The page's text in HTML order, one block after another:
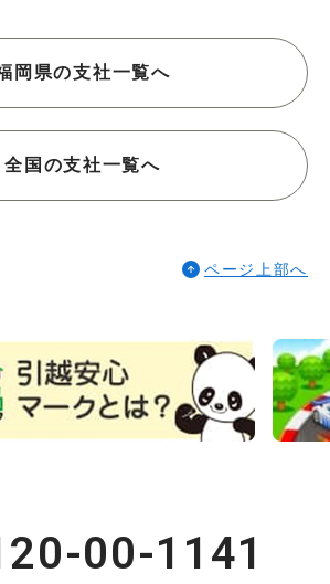
岡県の支社一覧へ
全国の支社一覧へ
ページ上部へ
00-1141